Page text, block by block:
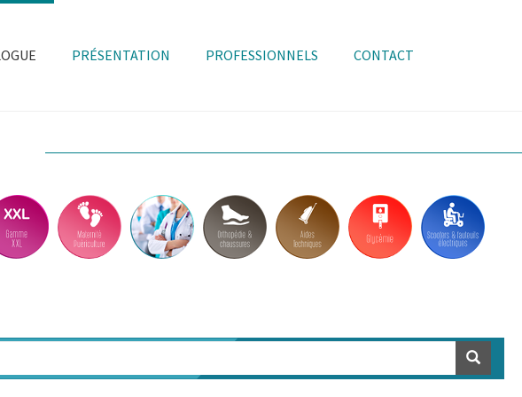
PRÉSENTATION PROFESSIONNELS CONTACT